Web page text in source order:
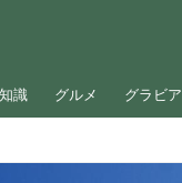
識 グルメ グラビア